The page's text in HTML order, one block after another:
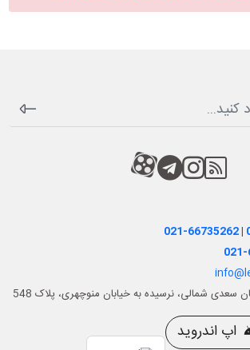
RSS
کانال آپارات
کانال تلگرام
کانال آپارات
021-66735262|
سعدی شمالی، نرسیده به خیابان منوچهری، پلاک 548
اپ اندروید